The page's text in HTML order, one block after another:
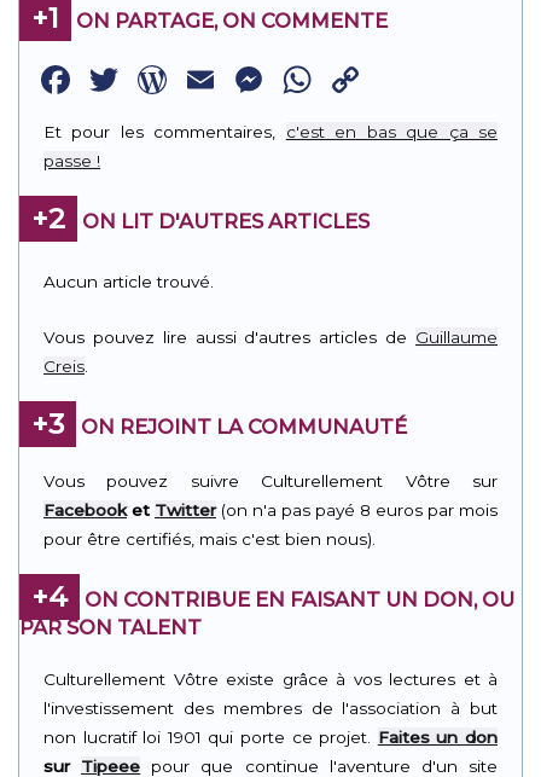
+1 ON PARTAGE, ON COMMENTE
Facebook
Twitter
WordPress
EmailMessenger
WhatsApp
Link
Et pour les commentaires, c'est en bas que ça se
passe !
+2 ON LIT D'AUTRES ARTICLES
Aucun article trouvé.
Vous pouvez lire aussi d'autres articles de Guillaume
Creis
+3 ON REJOINT LA COMMUNAUTÉ
Vous pouvez suivre Culturellement Vôtre sur
Facebooket Twitter(on n'a pas payé 8 euros par mois
pour être certifiés, mais c'est bien nous).
+4
ON CONTRIBUE EN FAISANT UN DON, OU
PAR SON TALENT
Culturellement Vôtre existe grâce à vos lectures et à
l'investissement des membres de l'association à but
non lucratif loi 1901 qui porte ce projet. Faites un don
sur Tipeee pour que continue l'aventure d'un site